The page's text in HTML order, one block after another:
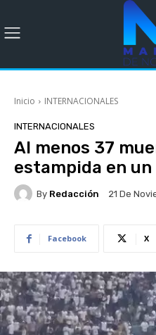
Inicio INTERNACIONALES
INTERNACIONALES
Al menos 37
estampida en
By Redacción 21 De
Facebook X